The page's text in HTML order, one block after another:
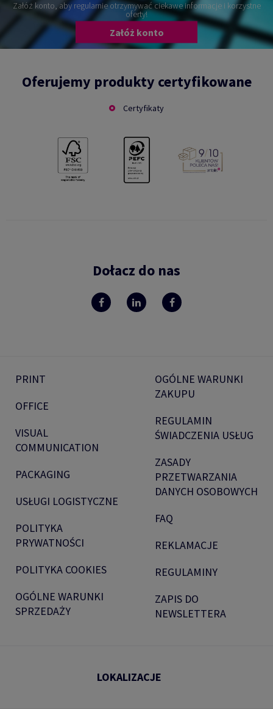
Załóż konto, aby regularnie otrzymywać ciekawe informacje i korzystne
oferty!
Załóż konto
Oferujemy produkty certyfikowane
Certyfikaty
Dołacz do nas
PRINT
OFFICE
VISUAL
COMMUNICATION
PACKAGING
USŁUGI LOGISTYCZNE
POLITYKA
PRYWATNOŚCI
POLITYKA COOKIES
OGÓLNE WARUNKI
SPRZEDAŻY
OGÓLNE WARUNKI
ZAKUPU
REGULAMIN
ŚWIADCZENIA USŁUG
ZASADY
PRZETWARZANIA
DANYCH OSOBOWYCH
FAQ
REKLAMACJE
REGULAMINY
ZAPIS DO
NEWSLETTERA
LOKALIZACJE